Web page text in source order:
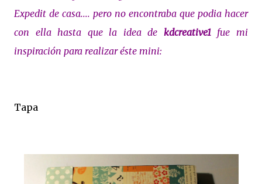
Expedit de casa.... pero no encontraba que podia hacer
con ella hasta que la idea de kdcreative1 fue mi
inspiración para realizar éste mini:
Tapa